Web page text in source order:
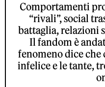
Comportamenti
“rivali”, social
battaglia, relazioni
Il fandom è
fenomeno dice che
infelice e le tante,